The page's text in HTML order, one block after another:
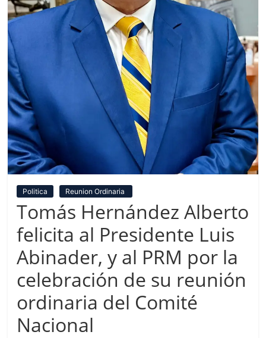
Politica Reunion Ordinaria
Tomás Hernández Alberto
felicita al Presidente Luis
Abinader, y al PRM por la
celebración de su reunión
ordinaria del Comité
Nacional